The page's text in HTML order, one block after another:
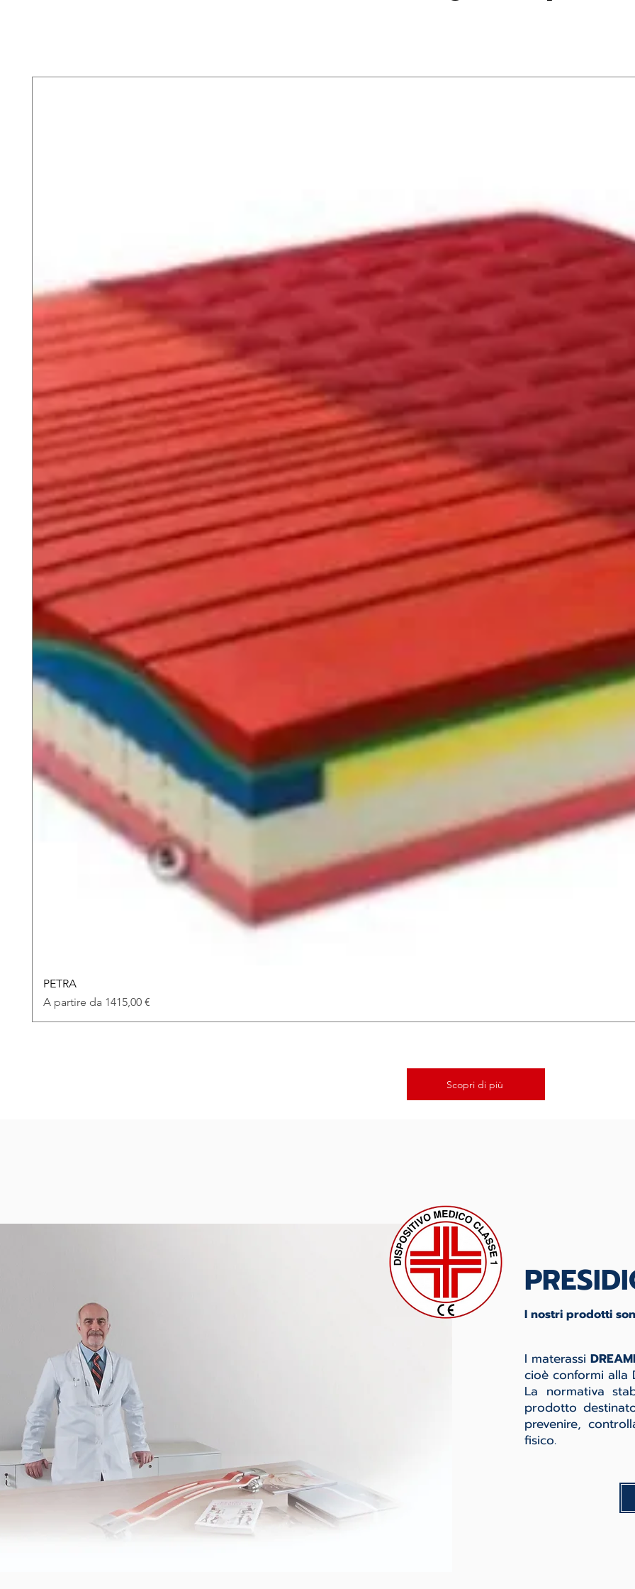
PETRA
A partire da 1415,00 €
Prezzo scontato
Scopri di più
I nostri prodotti
I materassi
cioè conformi alla
La normativa
prodotto
prevenire,
fisico.